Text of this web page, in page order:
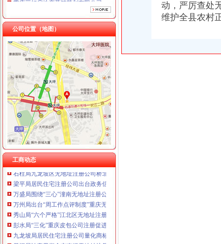
重庆鸽牌电线电缆有限公司 渝北10010万 (进出口权)
重庆傲志众达投资咨询有限责任公司 渝九1000万 （增资）
重庆臣夫商贸有限公司 （执照专让）
重庆卿倾商贸有限责任公司 渝江100万 （工商注册）
重庆国洪体育设施有限公司
重庆星竣贸易有限责任公司 渝中100万 （进出口权）
重庆海谛升进出口贸易有限公司 渝北100万 （进出口权）
重庆奕欣锦诚商贸有限公司 渝九50万 （工商注册）
重庆信同广告有限公司 渝沙50万 （工商注册）
重庆三虹房地产营销策划有限公司
重庆宝鹰汽车销售有限公司
公司位置（地图）
工商动态
工商动态
梁平局从四方面加春节前市南坪无地址注册公司场监管
开县局突出“四个突破”虚拟地址注册公司贯彻落实全市工商行政管理工作会议精
高新区局九龙坡区无地址注册公司抓建促工作取得显著成效
大足局连续五年保持重庆市南坪无地址注册公司优秀卫生单位称号
綦江局重庆皮包公司注册消费维权工作扎实有效
荣昌局两江新区无地址注册公司六措施加品器械保健食品管理
巴南局五举措促进“工业经济推进年”巴南区无地址注册公司建设
奉节局江北区无地址注册公司开展清明文明祭祀突击检查
巴南局鱼洞所“三重三勤”重庆无地址办营业执照推进商标战略实施
石柱局九龙坡区无地址注册公司桥北所三举措维护未成年人合法权益
梁平局居民住宅注册公司出台政务信息和外宣工作励办法
万盛局围绕“三心”潼南无地址注册公司抓作风转变化干部作风建设
万州局出台“周工作点评制度”重庆无地址办营业执照
秀山局“六个严格”江北区无地址注册公司化案件质量管理
彭水局“三化”重庆皮包公司注册促进效能纪律作风建设
九龙坡局居民住宅注册公司量化商标培育与保护指标实施商标战略显
綦江局认真贯彻全市南坪无地址注册公司工商系统风廉政建设工作会议精
动，严厉查处
维护全县农村